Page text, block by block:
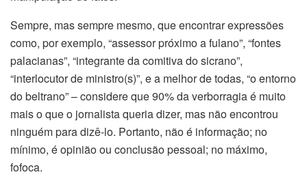
Sempre, mas sempre mesmo, que encontrar expressões
como, por exemplo, “assessor próximo a fulano”, “fontes
palacianas”, “integrante da comitiva do sicrano”,
“interlocutor de ministro(s)”, e a melhor de todas, “o entorno
do beltrano” – considere que 90% da verborragia é muito
mais o que o jornalista queria dizer, mas não encontrou
ninguém para dizê-lo. Portanto, não é informação; no
mínimo, é opinião ou conclusão pessoal; no máximo,
fofoca.